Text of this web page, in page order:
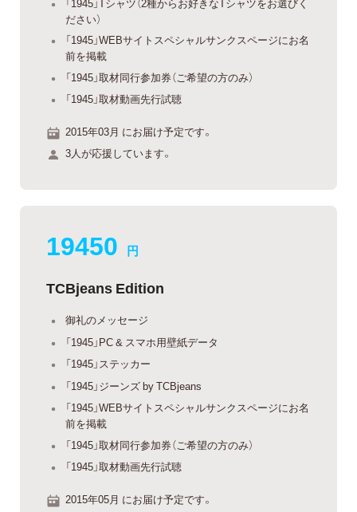
ださい）
「1945」WEBサイトスペシャルサンクスページにお名
前を掲載
「1945」取材同行参加券（ご希望の方のみ）
「1945」取材動画先行試聴
2015年03月 にお届け予定です。
3人が応援しています。
19450 円
TCBjeans Edition
御礼のメッセージ
「1945」PC & スマホ用壁紙データ
「1945」ステッカー
「1945」ジーンズ by TCBjeans
「1945」WEBサイトスペシャルサンクスページにお名
前を掲載
「1945」取材同行参加券（ご希望の方のみ）
「1945」取材動画先行試聴
2015年05月 にお届け予定です。